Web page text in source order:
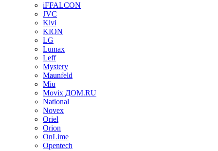
iFFALCON
JVC
Kivi
KION
LG
Lumax
Leff
Mystery
Maunfeld
Miu
Movix ДОМ.RU
National
Novex
Oriel
Orion
OnLime
Opentech